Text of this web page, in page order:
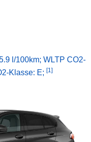
l/100km; WLTP CO2-
Klasse: E; [1]